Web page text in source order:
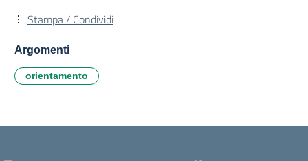
Stampa / Condividi
Argomenti
orientamento